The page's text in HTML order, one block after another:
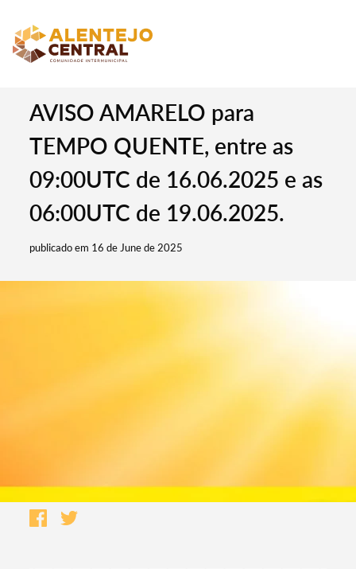
AVISO AMARELO para
TEMPO QUENTE, entre as
09:00UTC de 16.06.2025 e as
06:00UTC de 19.06.2025.
publicado em 16 de June de 2025